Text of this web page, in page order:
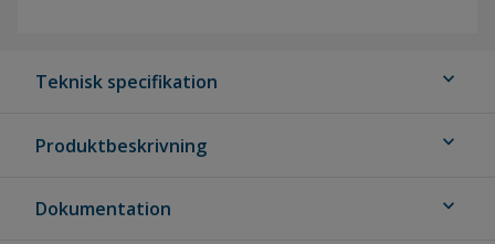
Teknisk specifikation expand_more
Produktbeskrivning expand_more
Dokumentation expand_more